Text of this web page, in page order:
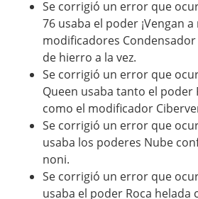
Se corrigió un error que
76 usaba el poder ¡Vengan
modificadores Condensador
de hierro a la vez.
Se corrigió un error que
Queen usaba tanto el poder
como el modificador
Se corrigió un error que
usaba los poderes Nube
noni.
Se corrigió un error que
usaba el poder Roca